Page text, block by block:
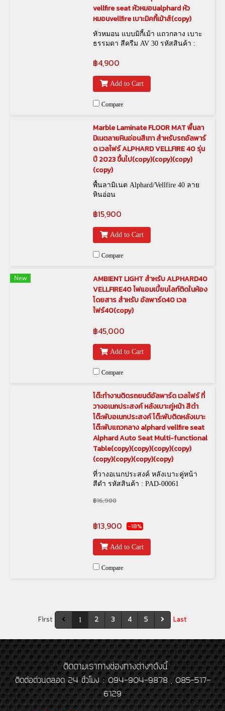
vellfire seat หัวหมอนalphard หัว
หมอนvellfire เบาะมิคกี้เม้าส์(copy)
หัวหมอน แบบมิกี้เม้า แถวกลาง เบาะ
ธรรมดา สีครีม AV 30 รหัสสินค้า :
฿4,900
Add to Cart
Compare
Marble Laminate FLOOR MAT พื้นลา
มิเนตลายหินอ่อนสีเทา สำหรับรถอัลพาร์
ด เวลไฟร์ ALPHARD VELLFIRE 40 รุ่น
ปี 2023 ขึ้นไป(copy)(copy)(copy)
(copy)
พื้นลามิเนต Alphard/Vellfire 40 ลาย
หินอ่อน
฿15,900
Add to Cart
Compare
New
AMBIENT LIGHT สำหรับ ALPHARD40
VELLFIRE40 ไฟแอมเบี้ยนไลท์ติดในห้อง
โดยสาร สำหรับ อัลพาร์ด40 เวล
ไฟร์40(copy)
฿45,000
Add to Cart
Compare
โต๊ะทำงานติดรถยนต์อัลพาร์ด เวลไฟร์ ที่
วางอเนกประสงค์ หลังเบาะคู่หน้า สีดำ
โต๊ะพับอเนกประสงค์ โต๊ะพับติดหลังเบาะ
โต๊ะพับแถวกลาง alphard vellfire seat
Alphard Auto Seat Multi-functional
Table(copy)(copy)(copy)(copy)
(copy)(copy)(copy)(copy)
ที่วางอเนกประสงค์ หลังเบาะคู่หน้า
สีดำ รหัสสินค้า : PAD-00061
฿16,900
฿13,900 -18%
Add to Cart
Compare
First 1 2 3 4 5 Last
ติดตามเราทางช่องทางต่างๆดังนี้
ติดต่อด่วนตลอด 24 ชั่วโมง : 094-904-9878 , 085-517-
6129